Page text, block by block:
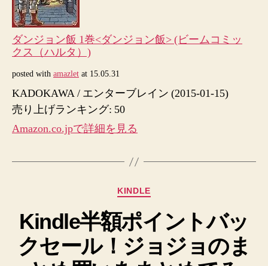
ダンジョン飯 1巻<ダンジョン飯> (ビームコミッ
クス（ハルタ）)
posted with amazlet at 15.05.31
KADOKAWA / エンターブレイン (2015-01-15)
売り上げランキング: 50
Amazon.co.jpで詳細を見る
カ
ゴ
リ
ー
KINDLE
Kindle半額ポイントバッ
クセール！ジョジョのま